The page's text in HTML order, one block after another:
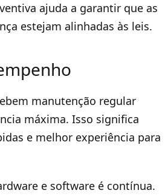
ajuda a garantir que as
estejam alinhadas às leis.
manutenção regular
máxima. Isso significa
e melhor experiência para
e software é contínua.